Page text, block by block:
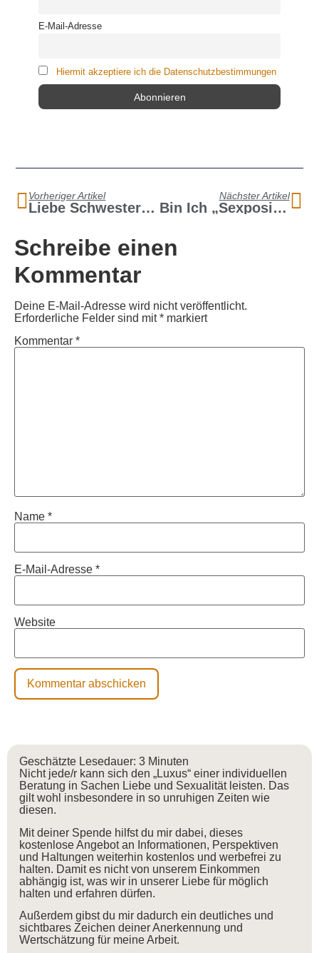
E-Mail-Adresse
Hiermit akzeptiere ich die Datenschutzbestimmungen
Vorheriger Artikel
Liebe Schwester… – Goran Ivetic
Nächster Artikel
Bin Ich „sexpositiv“?!
Schreibe einen
Kommentar
Deine E-Mail-Adresse wird nicht veröffentlicht.
Erforderliche Felder sind mit* markiert
Kommentar *
Name *
E-Mail-Adresse *
Website
Geschätzte Lesedauer:3 Minuten
Nicht jede/r kann sich den „Luxus“ einer individuellen
Beratung in Sachen Liebe und Sexualität leisten. Das
gilt wohl insbesondere in so unruhigen Zeiten wie
diesen.
Mit deiner Spende hilfst du mir dabei, dieses
kostenlose Angebot an Informationen, Perspektiven
und Haltungen weiterhin kostenlos und werbefrei zu
halten. Damit es nicht von unserem Einkommen
abhängig ist, was wir in unserer Liebe für möglich
halten und erfahren dürfen.
Außerdem gibst du mir dadurch ein deutliches und
sichtbares Zeichen deiner Anerkennung und
Wertschätzung für meine Arbeit.